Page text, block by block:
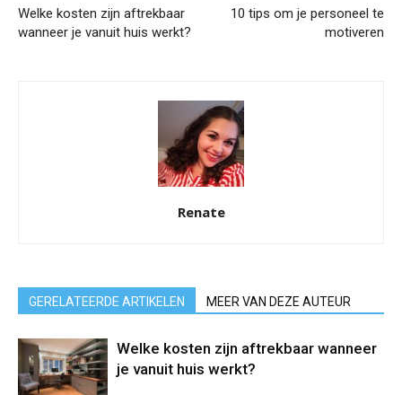
Welke kosten zijn aftrekbaar
wanneer je vanuit huis werkt?
10 tips om je personeel te
motiveren
Renate
GERELATEERDE ARTIKELEN MEER VAN DEZE AUTEUR
Welke kosten zijn aftrekbaar wanneer
je vanuit huis werkt?